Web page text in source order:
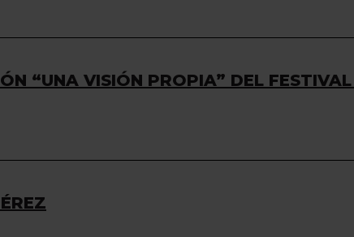
“UNA VISIÓN PROPIA” DEL